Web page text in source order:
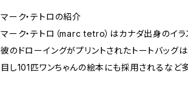
マーク・テトロの紹介
マーク・テトロ（marc tetro）はカナダ出身のイ
彼のドローイングがプリントされたトートバッグ
目し101匹ワンちゃんの絵本にも採用されるなど